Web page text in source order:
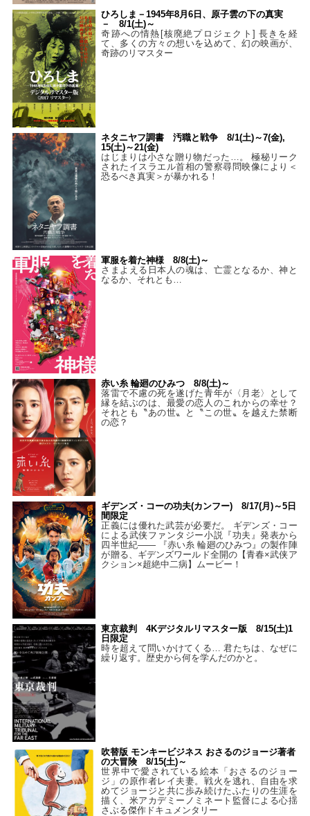
ひろしま－1945年8月6日、原子雲の下の真実
－ 8/1(土)～
奇跡への情熱[核廃絶プロジェクト] 長きを経
て、多くの方々の想いを込めて、幻の映画が、
奇跡のリマスター
ネタニヤフ調書 汚職と戦争 8/1(土)～7(金),
15(土)～21(金)
はじまりは小さな贈り物だった…。 極秘リーク
されたイスラエル首相の警察尋問映像により＜
恐るべき真実＞が暴かれる！
軍服を着た神様 8/8(土)～
さまよえる日本人の魂は、亡霊となるか、神と
なるか、それとも…
赤い糸 輪廻のひみつ 8/8(土)～
落雷で不慮の死を遂げた青年が〈月老〉として
縁を結ぶのは、最愛の恋人のこれからの幸せ？
それとも〝あの世〟と〝この世〟を越えた禁断
の恋？
ギデンズ・コーの功夫(カンフー) 8/17(月)～5日
間限定
正義には優れた武芸が必要だ。 ギデンズ・コー
による武侠ファンタジー小説『功夫』発表から
四半世紀―― 『赤い糸 輪廻のひみつ』の製作陣
が贈る、ギデンズワールド全開の【青春×武侠ア
クション×超絶中二病】ムービー！
東京裁判 4Kデジタルリマスター版 8/15(土)1
日限定
時を超えて問いかけてくる… 君たちは、なぜに
繰り返す。歴史から何を学んだのかと。
吹替版 モンキービジネス おさるのジョージ著者
の大冒険 8/15(土)～
世界中で愛されている絵本「おさるのジョー
ジ」の原作者レイ夫妻。戦火を逃れ、自由を求
めてジョージと共に歩み続けたふたりの生涯を
描く、米アカデミーノミネート監督による心揺
さぶる傑作ドキュメンタリー